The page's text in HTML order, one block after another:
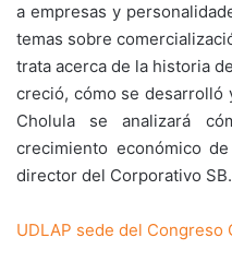
a empresas y
temas sobre
trata acerca de la historia
creció, cómo se desarrolló
Cholula se analizará
crecimiento económico
director del Corporativo SB.
UDLAP sede del